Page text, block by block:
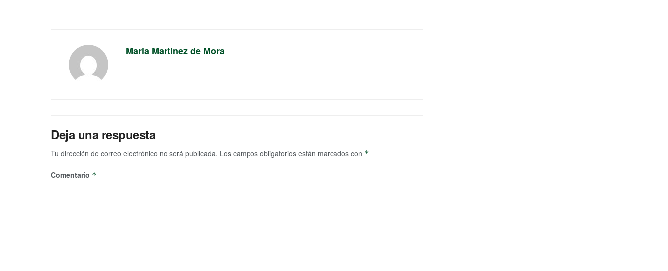
Maria Martinez de Mora
Deja una respuesta
Tu dirección de correo electrónico no será publicada. Los campos obligatorios están marcados con *
Comentario *